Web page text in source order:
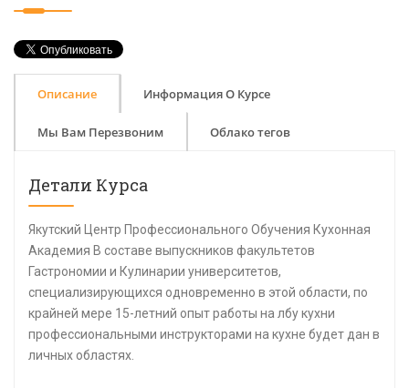
Описание Информация О Курсе
Мы Вам Перезвоним Облако тегов
Детали Курса
Якутский Центр Профессионального Обучения Кухонная
Академия В составе выпускников факультетов
Гастрономии и Кулинарии университетов,
специализирующихся одновременно в этой области, по
крайней мере 15-летний опыт работы на лбу кухни
профессиональными инструкторами на кухне будет дан в
личных областях.